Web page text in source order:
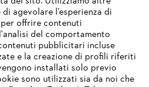
agevolare l’esperienza di
per offrire contenuti
del comportamento
pubblicitari incluse
e la creazione di profili riferiti
installati solo previo
sono utilizzati sia da noi che